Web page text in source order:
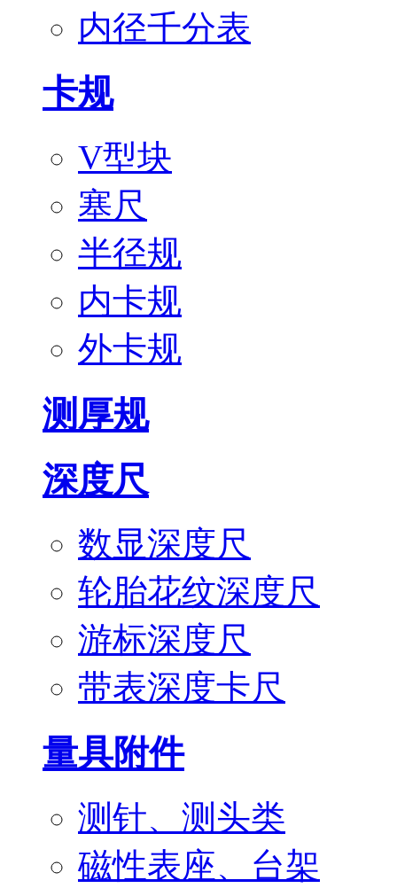
内径千分表
卡规
V型块
塞尺
半径规
内卡规
外卡规
测厚规
深度尺
数显深度尺
轮胎花纹深度尺
游标深度尺
带表深度卡尺
量具附件
测针、测头类
磁性表座、台架